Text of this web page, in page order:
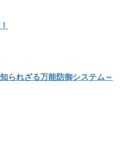
られざる万能防御システム～